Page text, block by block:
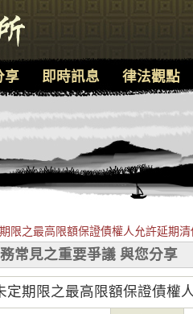
限之最高限額保證債權人允許延期清
常見之重要爭議 與您分享
定期限之最高限額保證債權
享 即時訊息 律法觀點